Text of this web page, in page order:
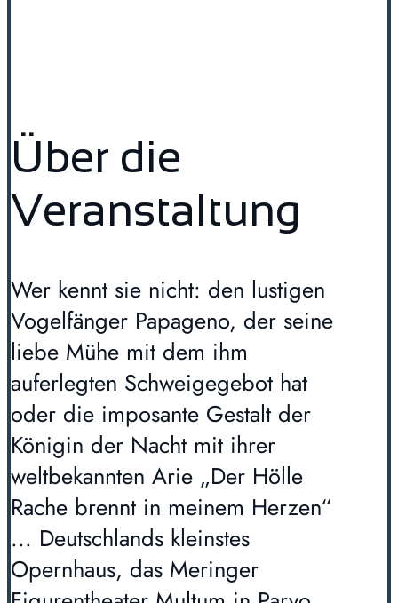
Über die
Veranstaltung
Wer kennt sie nicht: den lustigen
Vogelfänger Papageno, der seine
liebe Mühe mit dem ihm
auferlegten Schweigegebot hat
oder die imposante Gestalt der
Königin der Nacht mit ihrer
weltbekannten Arie „Der Hölle
Rache brennt in meinem Herzen“
... Deutschlands kleinstes
Opernhaus, das Meringer